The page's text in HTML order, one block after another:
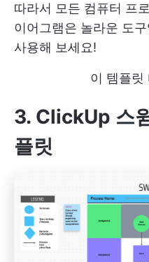
따라서 모든 컴퓨터 프
이어그램은 놀라운 도
사용해 보세요!
이 템플릿
3. ClickUp 스
플릿